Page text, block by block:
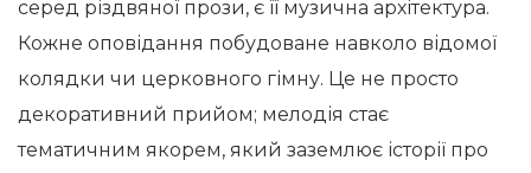
серед різдвяної прози, є її музична архітектура.
Кожне оповідання побудоване навколо відомої
колядки чи церковного гімну. Це не просто
декоративний прийом; мелодія стає
тематичним якорем, який заземлює історії про